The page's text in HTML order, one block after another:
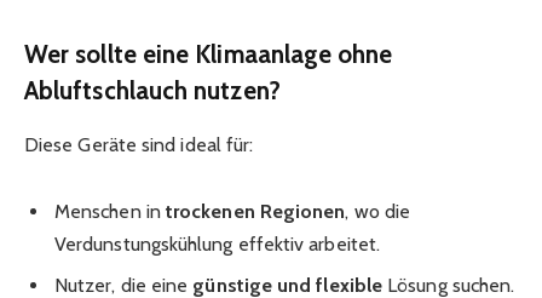
Wer sollte eine Klimaanlage ohne
Abluftschlauch nutzen?
Diese Geräte sind ideal für:
Menschen in trockenen Regionen, wo die
Verdunstungskühlung effektiv arbeitet.
Nutzer, die eine günstige und flexible Lösung suchen.